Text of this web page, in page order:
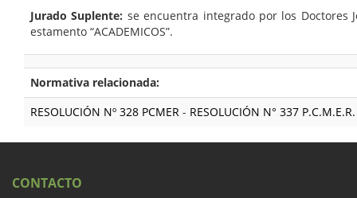
Jurado Suplente: se encuentra integrado por los Doctores
estamento “ACADEMICOS”.
Normativa relacionada:
RESOLUCIÓN Nº 328 PCMER - RESOLUCIÓN N° 337 P.C.M.E.R.
CONTACTO